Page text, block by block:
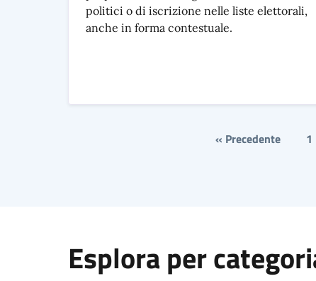
politici o di iscrizione nelle liste elettorali,
anche in forma contestuale.
« Precedente 1
Esplora per